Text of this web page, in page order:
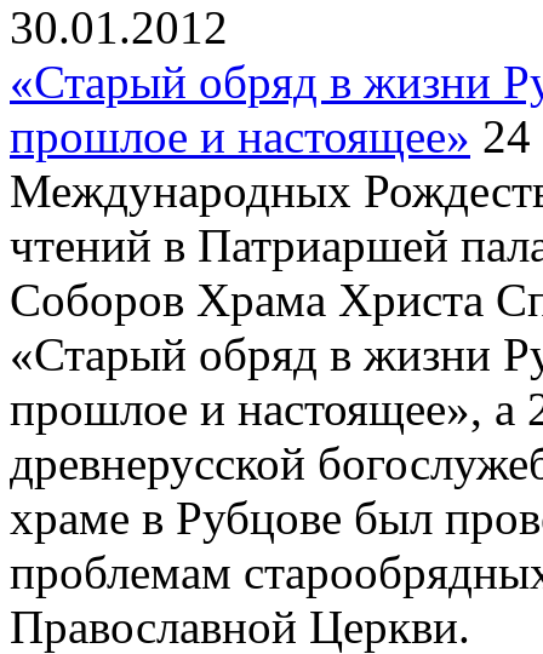
30.01.2012
«Старый обряд в жизни
прошлое и настоящее» 24
Международных
чтений в Патриаршей
Соборов Храма Христа
«Старый обряд в жизни
прошлое и настоящее», а
древнерусской
храме в Рубцове был
проблемам
Православной Церкви.